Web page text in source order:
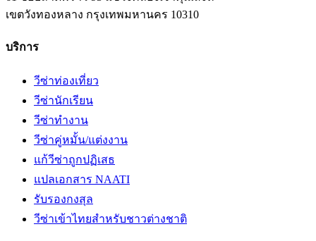
เขตวังทองหลาง กรุงเทพมหานคร 10310
บริการ
วีซ่าท่องเที่ยว
วีซ่านักเรียน
วีซ่าทำงาน
วีซ่าคู่หมั้น/แต่งงาน
แก้วีซ่าถูกปฏิเสธ
แปลเอกสาร NAATI
รับรองกงสุล
วีซ่าเข้าไทยสำหรับชาวต่างชาติ